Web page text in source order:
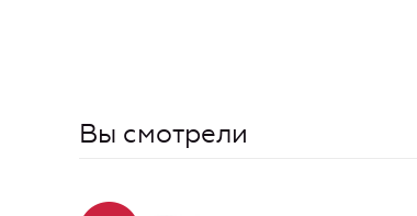
Вы смотрели